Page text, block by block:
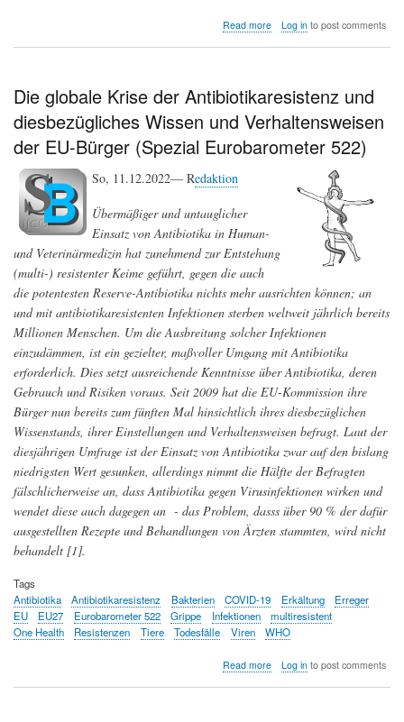
Read moreabout
sollte
vordringlich
reduziert
werden
Log into post comments
Die globale Krise der Antibiotikaresistenz und
diesbezügliches Wissen und Verhaltensweisen
der EU-Bürger (Spezial Eurobarometer 522)
So, 11.12.2022— Redaktion
Übermäßiger und untauglicher
Einsatz von Antibiotika in Human-
und Veterinärmedizin hat zunehmend zur Entstehung
(multi-) resistenter Keime geführt, gegen die auch
die potentesten Reserve-Antibiotika nichts mehr ausrichten können; an
und mit antibiotikaresistenten Infektionen sterben weltweit jährlich bereits
Millionen Menschen. Um die Ausbreitung solcher Infektionen
einzudämmen, ist ein gezielter, maßvoller Umgang mit Antibiotika
erforderlich. Dies setzt ausreichende Kenntnisse über Antibiotika, deren
Gebrauch und Risiken voraus. Seit 2009 hat die EU-Kommission ihre
Bürger nun bereits zum fünften Mal hinsichtlich ihres diesbezüglichen
Wissenstands, ihrer Einstellungen und Verhaltensweisen befragt. Laut der
diesjährigen Umfrage ist der Einsatz von Antibiotika zwar auf den bislang
niedrigsten Wert gesunken, allerdings nimmt die Hälfte der Befragten
fälschlicherweise an, dass Antibiotika gegen Virusinfektionen wirken und
wendet diese auch dagegen an - das Problem, dasss über 90 % der dafür
ausgestellten Rezepte und Behandlungen von Ärzten stammten, wird nicht
behandelt [1].
Tags
Antibiotika
Antibiotikaresistenz Bakterien COVID-19 Erkältung
Erreger
EU
EU27 Eurobarometer 522 Grippe Infektionen
multiresistent
One Health
Resistenzen Tiere Todesfälle Viren WHO
Read moreabout
Log into post comments